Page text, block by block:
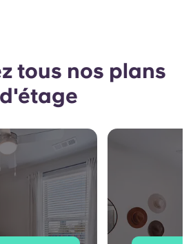
tous nos plans
d'étage